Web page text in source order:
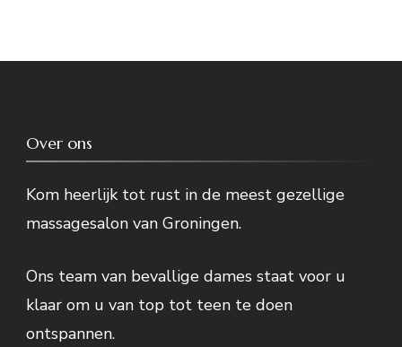
Over ons
Kom heerlijk tot rust in de meest gezellige
massagesalon van Groningen.
Ons team van bevallige dames staat voor u
klaar om u van top tot teen te doen
ontspannen.